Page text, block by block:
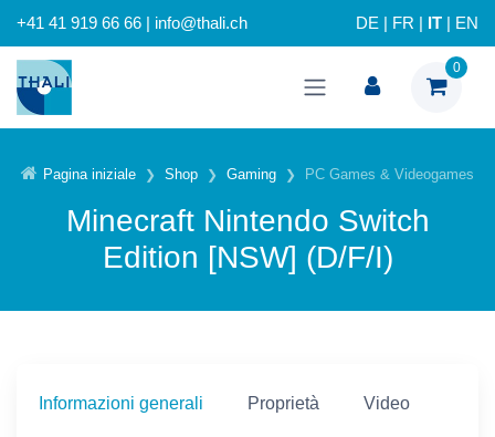
+41 41 919 66 66 | info@thali.ch DE FR IT EN
0
Pagina iniziale Shop Gaming PC Games & Videogames
Minecraft Nintendo Switch
Edition [NSW] (D/F/I)
Informazioni generali Proprietà Video